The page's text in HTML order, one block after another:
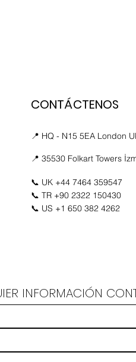
CONTÁCTENOS
📍 HQ - N15 5EA London
📍 35530 Folkart Towers
📞 UK +44 7464 359547
📞 TR +90 2322 150430
📞 US +1 650 382 4262
INFORMACIÓN